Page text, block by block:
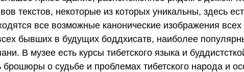
текстов, некоторые из которых уникальны, здесь
все возможные канонические изображения
бывших в будущих боддхисатв, наиболее
В музее есть курсы тибетского языка и
брошюры о судьбе и проблемах тибетского народа и